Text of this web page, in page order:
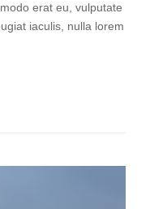
erat eu, vulputate
iaculis, nulla lorem